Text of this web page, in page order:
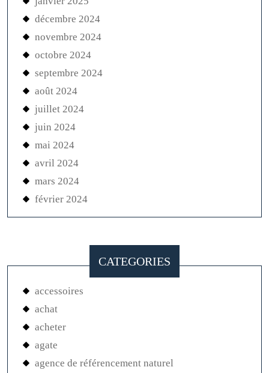
décembre 2024
novembre 2024
octobre 2024
septembre 2024
août 2024
juillet 2024
juin 2024
mai 2024
avril 2024
mars 2024
février 2024
CATEGORIES
accessoires
achat
acheter
agate
agence de référencement naturel